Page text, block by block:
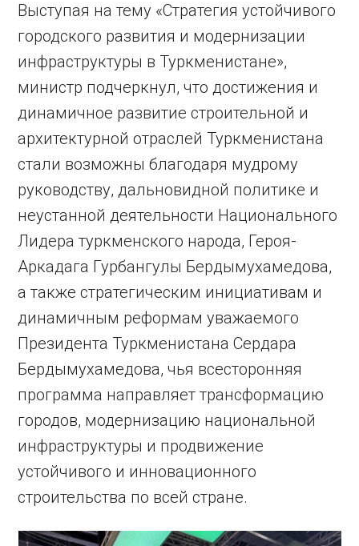
Выступая на тему «Стратегия устойчивого
городского развития и модернизации
инфраструктуры в Туркменистане»,
министр подчеркнул, что достижения и
динамичное развитие строительной и
архитектурной отраслей Туркменистана
стали возможны благодаря мудрому
руководству, дальновидной политике и
неустанной деятельности Национального
Лидера туркменского народа, Героя-
Аркадага Гурбангулы Бердымухамедова,
а также стратегическим инициативам и
динамичным реформам уважаемого
Президента Туркменистана Сердара
Бердымухамедова, чья всесторонняя
программа направляет трансформацию
городов, модернизацию национальной
инфраструктуры и продвижение
устойчивого и инновационного
строительства по всей стране.